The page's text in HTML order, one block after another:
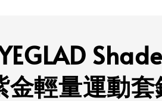
金輕量運動